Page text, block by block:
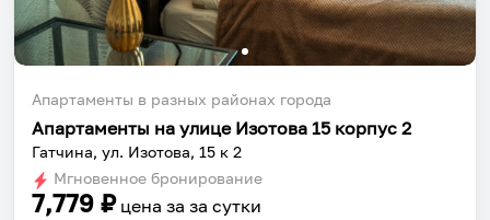
Апартаменты в разных районах города
Апартаменты на улице Изотова 15 корпус 2
Гатчина, ул. Изотова, 15 к 2
Мгновенное бронирование
7,779 ₽ цена за за сутки